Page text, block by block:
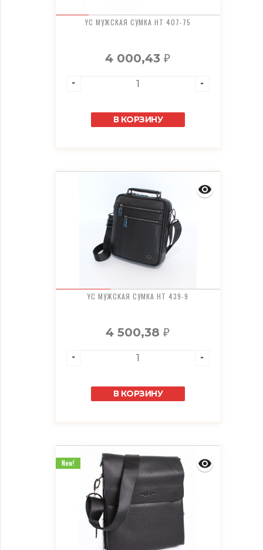
YC МУЖСКАЯ СУМКА HT 407-75
4 000,43₽
В КОРЗИНУ
YC МУЖСКАЯ СУМКА HT 439-9
4 500,38₽
В КОРЗИНУ
New!